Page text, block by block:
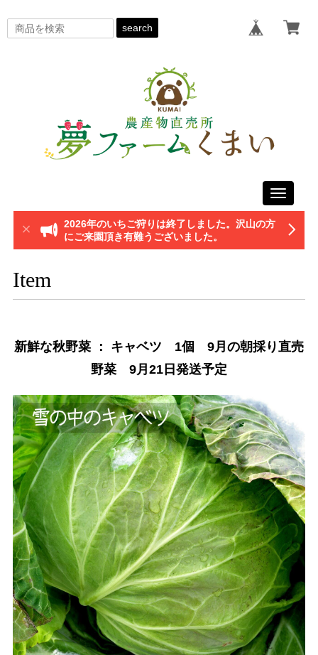
search
Toggle
2026年のいちご狩りは終了しました。沢山の方
にご来園頂き有難うございました。
Item
新鮮な秋野菜 ： キャベツ 1個 9月の朝採り直売
野菜 9月21日発送予定